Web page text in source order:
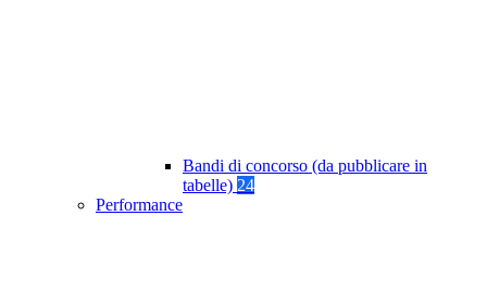
Bandi di concorso (da pubblicare in
tabelle) 24
Performance